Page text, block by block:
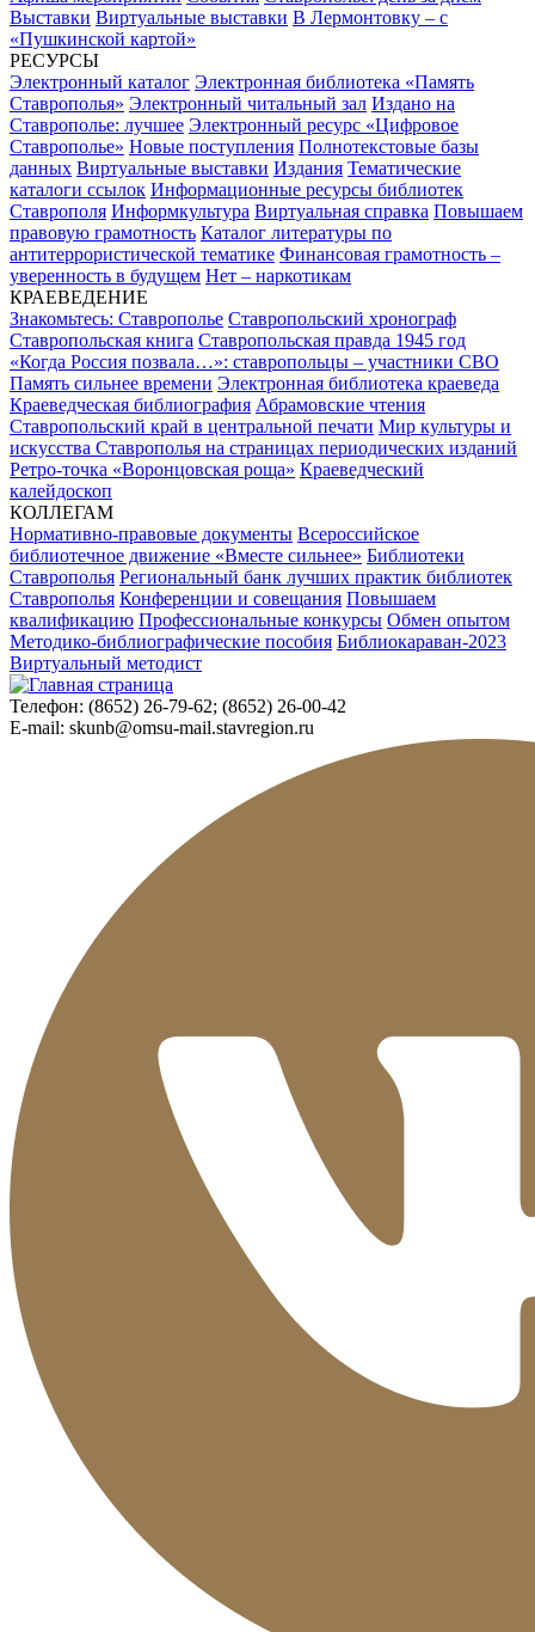
Выставки Виртуальные выставки В Лермонтовку – с
«Пушкинской картой»
РЕСУРСЫ
Электронный каталог Электронная библиотека «Память
Ставрополья» Электронный читальный зал Издано на
Ставрополье: лучшее Электронный ресурс «Цифровое
Ставрополье» Новые поступления Полнотекстовые базы
данных Виртуальные выставки Издания Тематические
каталоги ссылок Информационные ресурсы библиотек
Ставрополя Информкультура Виртуальная справка Повышаем
правовую грамотность Каталог литературы по
антитеррористической тематике Финансовая грамотность –
уверенность в будущем Нет – наркотикам
КРАЕВЕДЕНИЕ
Знакомьтесь: Ставрополье Ставропольский хронограф
Ставропольская книга Ставропольская правда 1945 год
«Когда Россия позвала…»: ставропольцы – участники СВО
Память сильнее времени Электронная библиотека краеведа
Краеведческая библиография Абрамовские чтения
Ставропольский край в центральной печати Мир культуры и
искусства Ставрополья на страницах периодических изданий
Ретро-точка «Воронцовская роща» Краеведческий
калейдоскоп
КОЛЛЕГАМ
Нормативно-правовые документы Всероссийское
библиотечное движение «Вместе сильнее» Библиотеки
Ставрополья Региональный банк лучших практик библиотек
Ставрополья Конференции и совещания Повышаем
квалификацию Профессиональные конкурсы Обмен опытом
Методико-библиографические пособия Библиокараван-2023
Виртуальный методист
Телефон: (8652) 26-79-62; (8652) 26-00-42
E-mail: skunb@omsu-mail.stavregion.ru